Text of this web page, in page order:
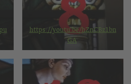
https://youtu.be/hZnCBz1bn
GA